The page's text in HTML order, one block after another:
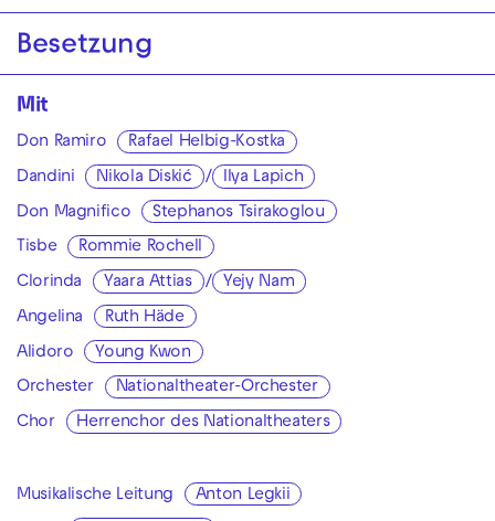
Besetzung
Mit
Don Ramiro Rafael Helbig-Kostka
Dandini Nikola Diskić / Ilya Lapich
Don Magnifico Stephanos Tsirakoglou
Tisbe Rommie Rochell
Clorinda Yaara Attias / Yejy Nam
Angelina Ruth Häde
Alidoro Young Kwon
Orchester Nationaltheater-Orchester
Chor Herrenchor des Nationaltheaters
Musikalische Leitung Anton Legkii